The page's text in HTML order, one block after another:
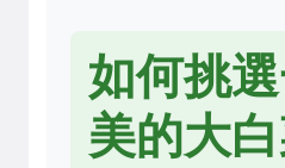
如何挑
美的大